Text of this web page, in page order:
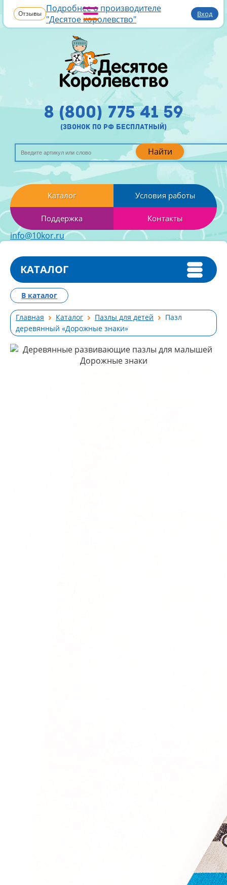
Отзывы Подробнее о производителе
"Десятое королевство"
Вход
Найти
8 (800) 775 41 59
(звонок по рф бесплатный)
Каталог Условия работы
Поддержка Контакты
info@10kor.ru
КАТАЛОГ
Главная Каталог Пазлы для детей
Пазл
деревянный «Дорожные знаки»
В каталог